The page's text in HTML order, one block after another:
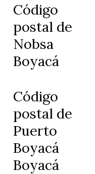
Código
postal de
Nobsa
Boyacá
Código
postal de
Puerto
Boyacá
Boyacá